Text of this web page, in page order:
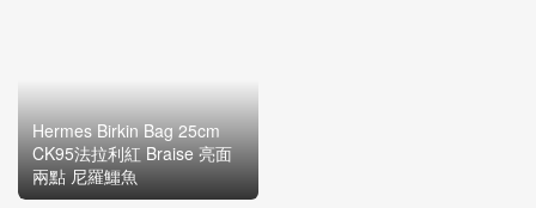
Hermes Birkin Bag 25cm
CK95法拉利紅 Braise 亮面
兩點 尼羅鱷魚